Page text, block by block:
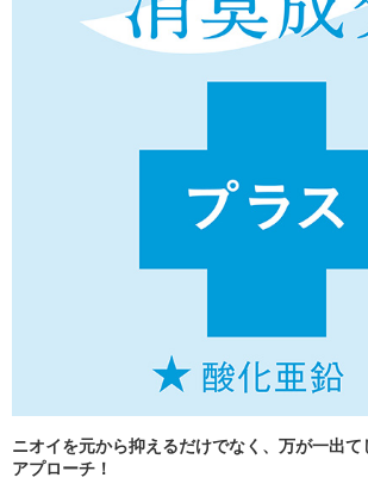
ニオイを元から抑えるだけでなく、万が一出て
アプローチ！